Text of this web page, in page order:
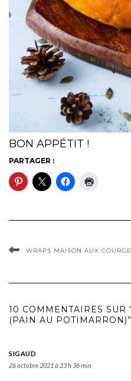
BON APPÉTIT !
PARTAGER :
WRAPS MAISON AUX
10 COMMENTAIRES SUR
(PAIN AU POTIMARRON)”
SIGAUD
26 octobre 2021 à 23 h 36 min